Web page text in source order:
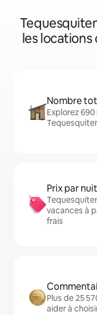
les locations
Nombre
Explorez
Prix par
vacances à
frais
Plus de 25
aider à